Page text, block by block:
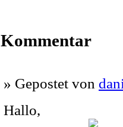
Kommentar
» Gepostet von
Hallo,